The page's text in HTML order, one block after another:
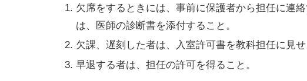
欠席をするときには、事前に保護者から担任に連
は、医師の診断書を添付すること。
欠課、遅刻した者は、入室許可書を教科担任に見
早退する者は、担任の許可を得ること。